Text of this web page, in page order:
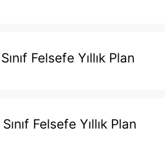
Felsefe Yıllık Plan
Felsefe Yıllık Plan